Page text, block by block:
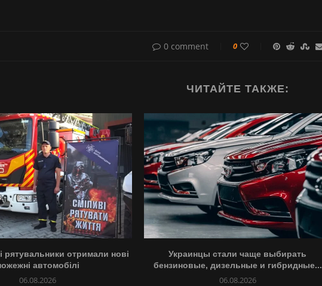
0 comment 0
ЧИТАЙТЕ ТАКЖЕ:
рятувальники отримали нові
автомобілі
06.08.2026
Украинцы стали чаще выбирать
бензиновые, дизельные и гибридные...
06.08.2026